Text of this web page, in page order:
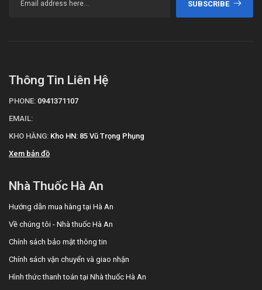
SUBSCRIBE
Thông Tin Liên Hệ
PHONE: 0941371107
EMAIL:
KHO HÀNG: Kho HN: 85 Vũ Trọng Phụng
Xem bản đồ
Nhà Thuốc Hà An
Hướng dẫn mua hàng tại Hà An
Về chúng tôi - Nhà thuốc Hà An
Chính sách bảo mật thông tin
Chính sách vận chuyển và giao nhận
Hình thức thanh toán tại Nhà thuốc Hà An